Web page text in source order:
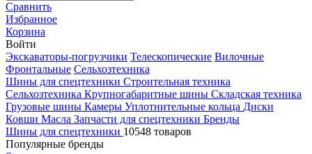
Сравнить
Избранное
Корзина
Войти
Экскаваторы-погрузчики Телескопические Вилочные
Фронтальные Сельхозтехника
Шины для спецтехники Строительная техника
Сельхозтехника Крупногабаритные шины Складская техника
Грузовые шины Камеры Уплотнительные кольца Диски
Ковши Масла Запчасти для спецтехники Бренды
Шины для спецтехники 10548 товаров
Популярные бренды